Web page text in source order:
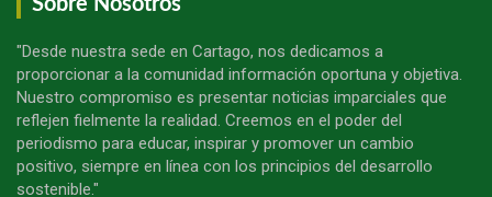
"Desde nuestra sede en Cartago, nos dedicamos a
proporcionar a la comunidad información oportuna y objetiva.
Nuestro compromiso es presentar noticias imparciales que
reflejen fielmente la realidad. Creemos en el poder del
periodismo para educar, inspirar y promover un cambio
positivo, siempre en línea con los principios del desarrollo
sostenible."